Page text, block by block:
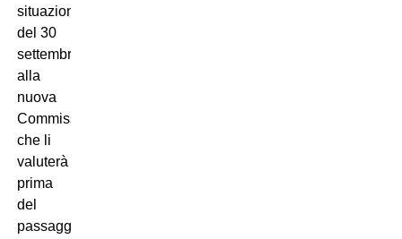
situazione
del 30
settembre
alla
nuova
Commissione
che li
valuterà
prima
del
passaggio